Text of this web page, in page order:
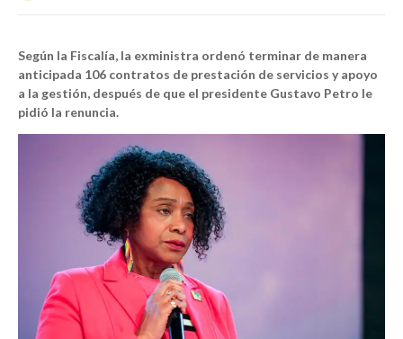
Según la Fiscalía, la exministra ordenó terminar de manera
anticipada 106 contratos de prestación de servicios y apoyo
a la gestión, después de que el presidente Gustavo Petro le
pidió la renuncia.